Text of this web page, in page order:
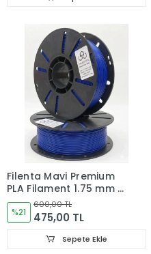
Filenta Mavi Premium
PLA Filament 1.75 mm –
1 kg
%21
600,00 TL
475,00 TL
Sepete Ekle